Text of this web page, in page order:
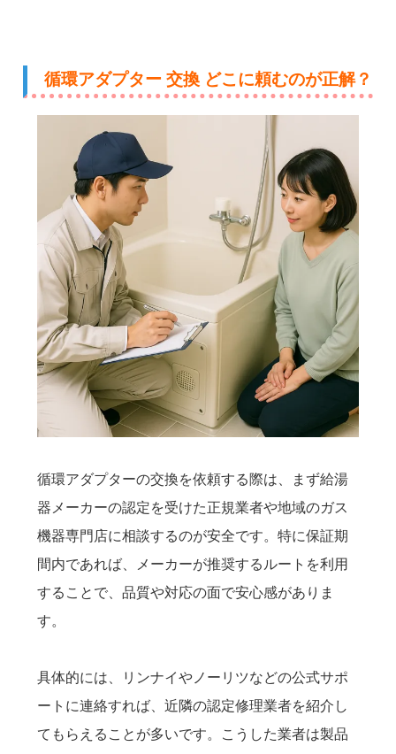
循環アダプター 交換 どこに頼むのが正解？
循環アダプターの交換を依頼する際は、まず給湯
器メーカーの認定を受けた正規業者や地域のガス
機器専門店に相談するのが安全です。特に保証期
間内であれば、メーカーが推奨するルートを利用
することで、品質や対応の面で安心感がありま
す。
具体的には、リンナイやノーリツなどの公式サポ
ートに連絡すれば、近隣の認定修理業者を紹介し
てもらえることが多いです。こうした業者は製品